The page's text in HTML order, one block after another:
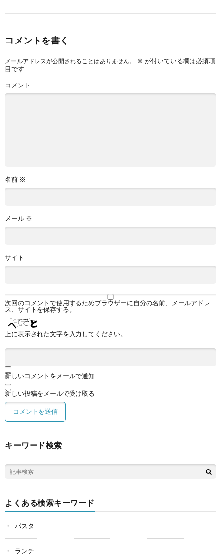
コメントを書く
メールアドレスが公開されることはありません。 ※ が付いている欄は必須項
目です
コメント
名前 ※
メール ※
サイト
次回のコメントで使用するためブラウザーに自分の名前、メールアドレ
ス、サイトを保存する。
上に表示された文字を入力してください。
新しいコメントをメールで通知
新しい投稿をメールで受け取る
キーワード検索
よくある検索キーワード
パスタ
ランチ